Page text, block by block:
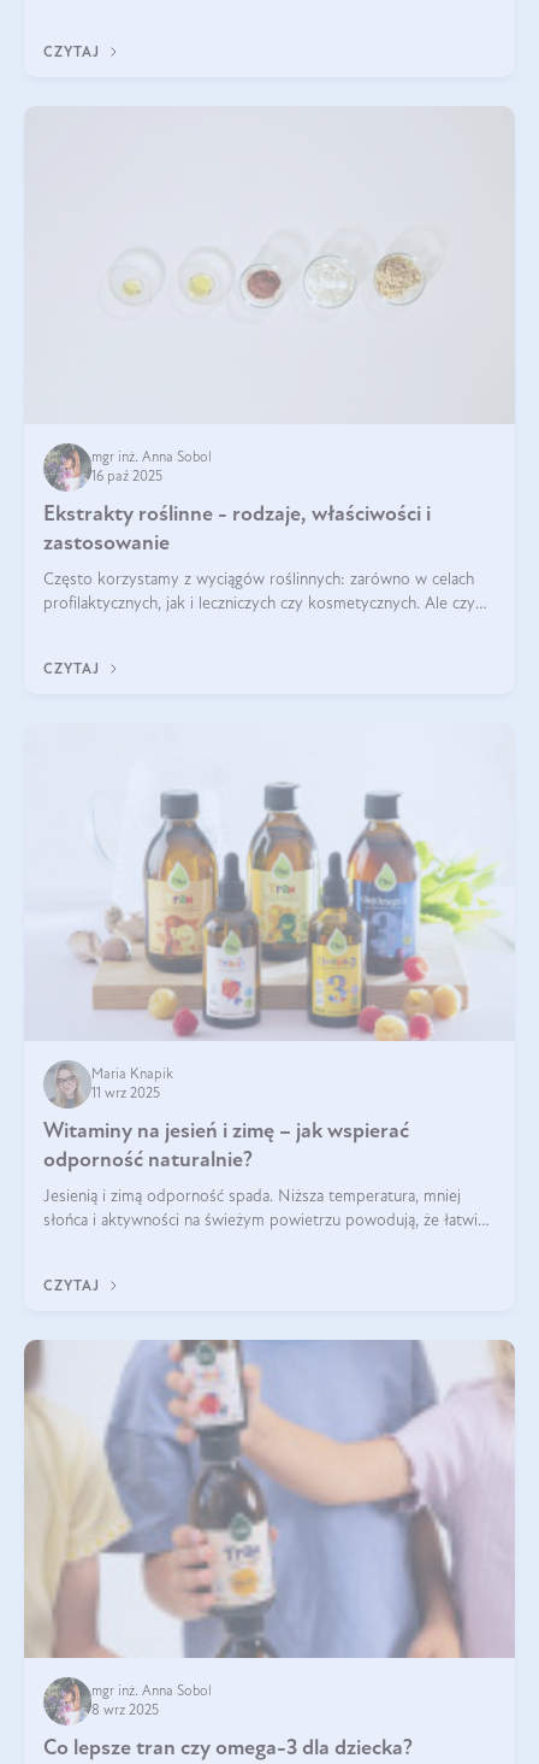
CZYTAJ
mgr inż. Anna Sobol
16 paź 2025
Ekstrakty roślinne - rodzaje, właściwości i
zastosowanie
Często korzystamy z wyciągów roślinnych: zarówno w celach
profilaktycznych, jak i leczniczych czy kosmetycznych. Ale czy
CZYTAJ
Maria Knapik
11 wrz 2025
Witaminy na jesień i zimę – jak wspierać
odporność naturalnie?
Jesienią i zimą odporność spada. Niższa temperatura, mniej
słońca i aktywności na świeżym powietrzu powodują, że łatwiej
suplementować jesienią i zimą?
CZYTAJ
mgr inż. Anna Sobol
8 wrz 2025
Co lepsze tran czy omega-3 dla dziecka?